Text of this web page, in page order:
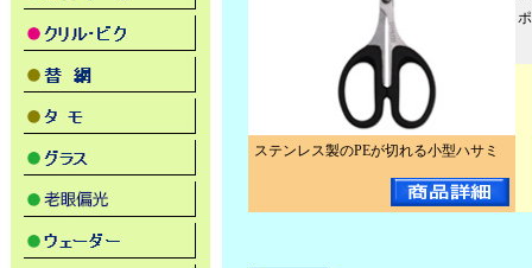
ステンレス製のPEが切れる小型ハサミ